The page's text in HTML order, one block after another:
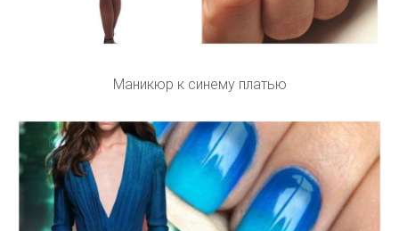
Маникюр к синему платью